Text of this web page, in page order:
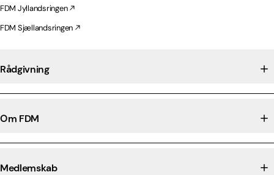
FDM Jyllandsringen
FDM Sjællandsringen
Rådgivning
Om FDM
Medlemskab